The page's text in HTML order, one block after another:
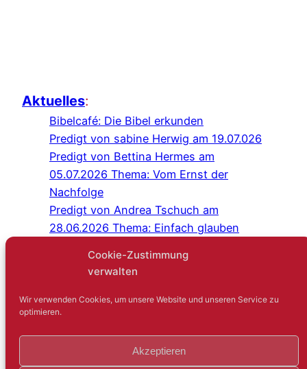
Cookie-Zustimmung
verwalten
Wir verwenden Cookies, um unsere Website und unseren Service zu
optimieren.
Akzeptieren
Aktuelles:
Bibelcafé: Die Bibel erkunden
Predigt von sabine Herwig am 19.07.026
Predigt von Bettina Hermes am
05.07.2026 Thema: Vom Ernst der
Nachfolge
Predigt von Andrea Tschuch am
28.06.2026 Thema: Einfach glauben
Predigt von Sabine Herwig am
Gottesdienst im Schlosshof Lüntenbeck
Kreuz-und-quer-Gespräch: Niemand
sagt gerne: Ich bin einsam
Gartenfest mit der IEG